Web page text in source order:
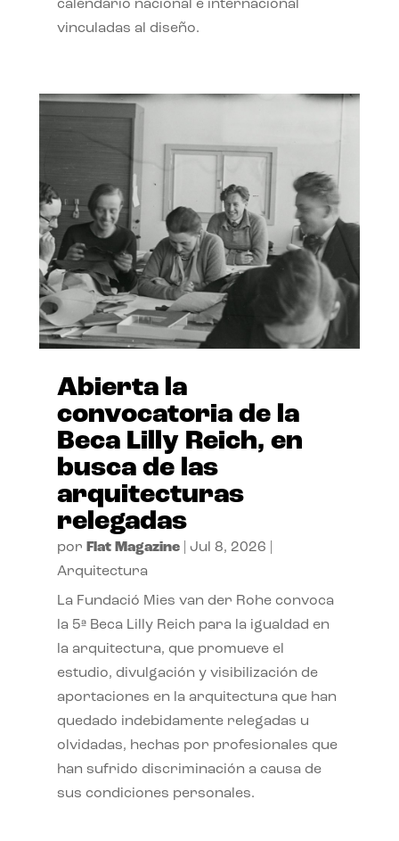
calendario nacional e internacional
vinculadas al diseño.
Abierta la
convocatoria de la
Beca Lilly Reich, en
busca de las
arquitecturas
relegadas
por Flat Magazine| Jul 8, 2026
Arquitectura
La Fundació Mies van der Rohe convoca
la 5ª Beca Lilly Reich para la igualdad en
la arquitectura, que promueve el
estudio, divulgación y visibilización de
aportaciones en la arquitectura que han
quedado indebidamente relegadas u
olvidadas, hechas por profesionales que
han sufrido discriminación a causa de
sus condiciones personales.